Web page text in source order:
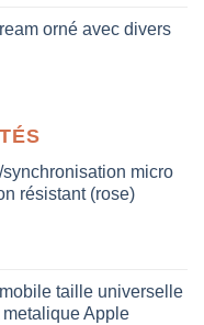
orné avec divers
micro
résistant (rose)
taille universelle
Apple